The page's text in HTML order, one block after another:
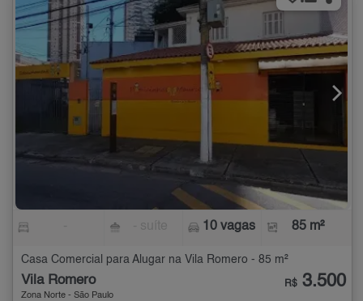
10 vagas 85 m²
Casa Comercial para Alugar na Vila Romero - 85 m²
Vila Romero
Zona Norte - São Paulo
R$ 3.500